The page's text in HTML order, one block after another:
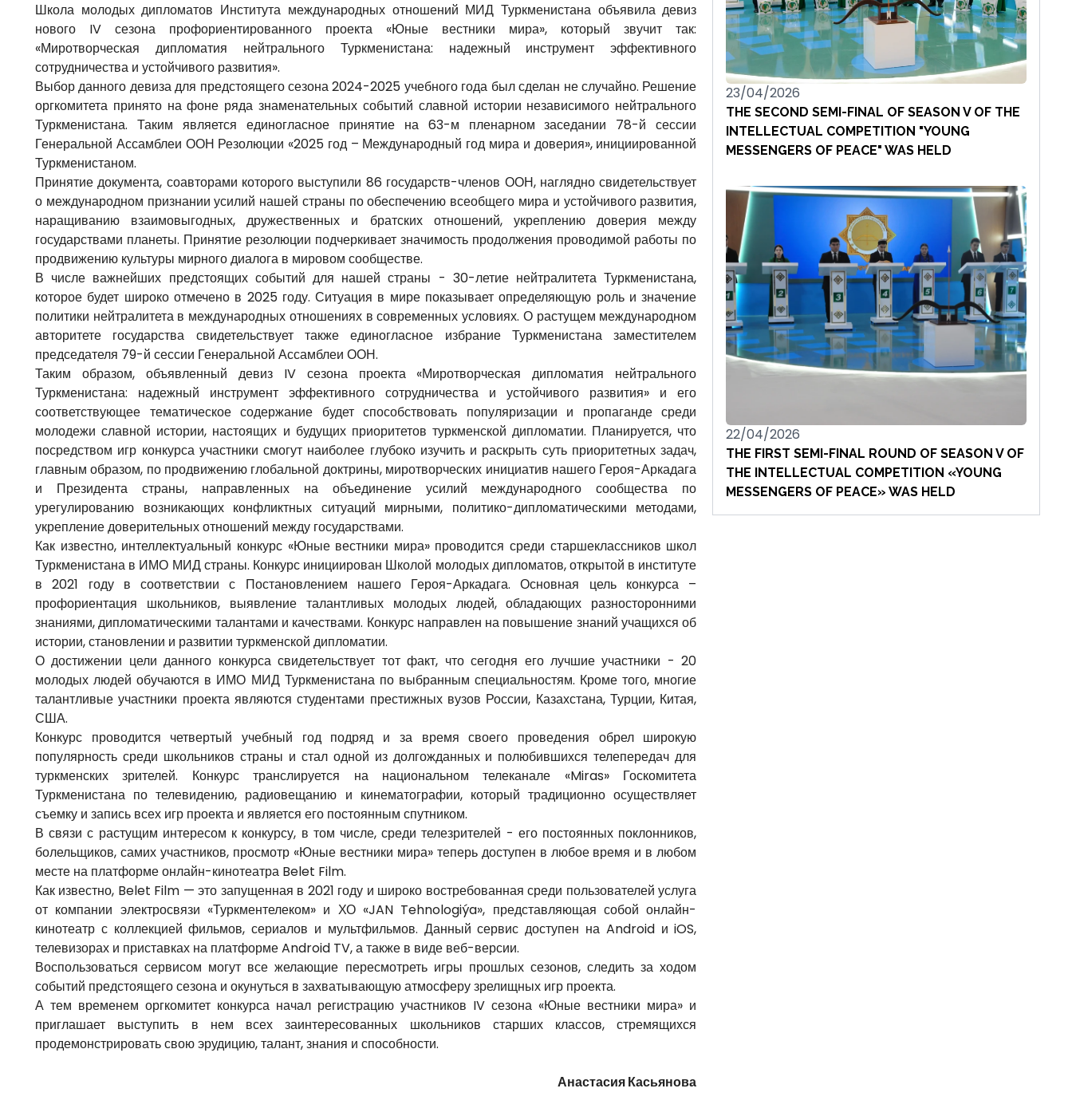
Школа молодых дипломатов Института международных отношений МИД Туркменистана объявила девиз
нового IV сезона профориентированного проекта «Юные вестники мира», который звучит так:
«Миротворческая дипломатия нейтрального Туркменистана: надежный инструмент эффективного
сотрудничества и устойчивого развития».
Выбор данного девиза для предстоящего сезона 2024-2025 учебного года был сделан не случайно. Решение
оргкомитета принято на фоне ряда знаменательных событий славной истории независимого нейтрального
Туркменистана. Таким является единогласное принятие на 63-м пленарном заседании 78-й сессии
Генеральной Ассамблеи ООН Резолюции «2025 год – Международный год мира и доверия», инициированной
Туркменистаном.
Принятие документа, соавторами которого выступили 86 государств-членов ООН, наглядно свидетельствует
о международном признании усилий нашей страны по обеспечению всеобщего мира и устойчивого развития,
наращиванию взаимовыгодных, дружественных и братских отношений, укреплению доверия между
государствами планеты. Принятие резолюции подчеркивает значимость продолжения проводимой работы по
продвижению культуры мирного диалога в мировом сообществе.
В числе важнейших предстоящих событий для нашей страны - 30-летие нейтралитета Туркменистана,
которое будет широко отмечено в 2025 году. Ситуация в мире показывает определяющую роль и значение
политики нейтралитета в международных отношениях в современных условиях. О растущем международном
авторитете государства свидетельствует также единогласное избрание Туркменистана заместителем
председателя 79-й сессии Генеральной Ассамблеи ООН.
Таким образом, объявленный девиз IV сезона проекта «Миротворческая дипломатия нейтрального
Туркменистана: надежный инструмент эффективного сотрудничества и устойчивого развития» и его
соответствующее тематическое содержание будет способствовать популяризации и пропаганде среди
молодежи славной истории, настоящих и будущих приоритетов туркменской дипломатии. Планируется, что
посредством игр конкурса участники смогут наиболее глубоко изучить и раскрыть суть приоритетных задач,
главным образом, по продвижению глобальной доктрины, миротворческих инициатив нашего Героя-Аркадага
и Президента страны, направленных на объединение усилий международного сообщества по
урегулированию возникающих конфликтных ситуаций мирными, политико-дипломатическими методами,
укрепление доверительных отношений между государствами.
Как известно, интеллектуальный конкурс «Юные вестники мира» проводится среди старшеклассников школ
Туркменистана в ИМО МИД страны. Конкурс инициирован Школой молодых дипломатов, открытой в институте
в 2021 году в соответствии с Постановлением нашего Героя-Аркадага. Основная цель конкурса –
профориентация школьников, выявление талантливых молодых людей, обладающих разносторонними
знаниями, дипломатическими талантами и качествами. Конкурс направлен на повышение знаний учащихся об
истории, становлении и развитии туркменской дипломатии.
О достижении цели данного конкурса свидетельствует тот факт, что сегодня его лучшие участники - 20
молодых людей обучаются в ИМО МИД Туркменистана по выбранным специальностям. Кроме того, многие
талантливые участники проекта являются студентами престижных вузов России, Казахстана, Турции, Китая,
США.
Конкурс проводится четвертый учебный год подряд и за время своего проведения обрел широкую
популярность среди школьников страны и стал одной из долгожданных и полюбившихся телепередач для
туркменских зрителей. Конкурс транслируется на национальном телеканале «Miras» Госкомитета
Туркменистана по телевидению, радиовещанию и кинематографии, который традиционно осуществляет
съемку и запись всех игр проекта и является его постоянным спутником.
В связи с растущим интересом к конкурсу, в том числе, среди телезрителей - его постоянных поклонников,
болельщиков, самих участников, просмотр «Юные вестники мира» теперь доступен в любое время и в любом
месте на платформе онлайн-кинотеатра Belet Film.
Как известно, Belet Film — это запущенная в 2021 году и широко востребованная среди пользователей услуга
от компании электросвязи «Туркментелеком» и ХО «JAN Tehnologiýa», представляющая собой онлайн-
кинотеатр с коллекцией фильмов, сериалов и мультфильмов. Данный сервис доступен на Android и iOS,
телевизорах и приставках на платформе Android TV, а также в виде веб-версии.
Воспользоваться сервисом могут все желающие пересмотреть игры прошлых сезонов, следить за ходом
событий предстоящего сезона и окунуться в захватывающую атмосферу зрелищных игр проекта.
А тем временем оргкомитет конкурса начал регистрацию участников IV сезона «Юные вестники мира» и
приглашает выступить в нем всех заинтересованных школьников старших классов, стремящихся
продемонстрировать свою эрудицию, талант, знания и способности.
Анастасия Касьянова
23/04/2026
THE SECOND SEMI-FINAL OF SEASON V OF THE
INTELLECTUAL COMPETITION "YOUNG
MESSENGERS OF PEACE" WAS HELD
22/04/2026
THE FIRST SEMI-FINAL ROUND OF SEASON V OF
THE INTELLECTUAL COMPETITION «YOUNG
MESSENGERS OF PEACE» WAS HELD